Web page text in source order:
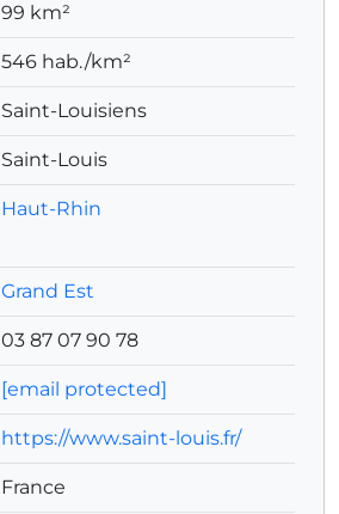
99 km²
546 hab./km²
Saint-Louisiens
Saint-Louis
Haut-Rhin
Grand Est
03 87 07 90 78
[email protected]
https://www.saint-louis.fr/
France